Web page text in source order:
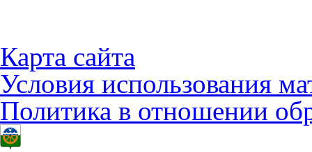
Карта сайта
Условия использования
Политика в отношении